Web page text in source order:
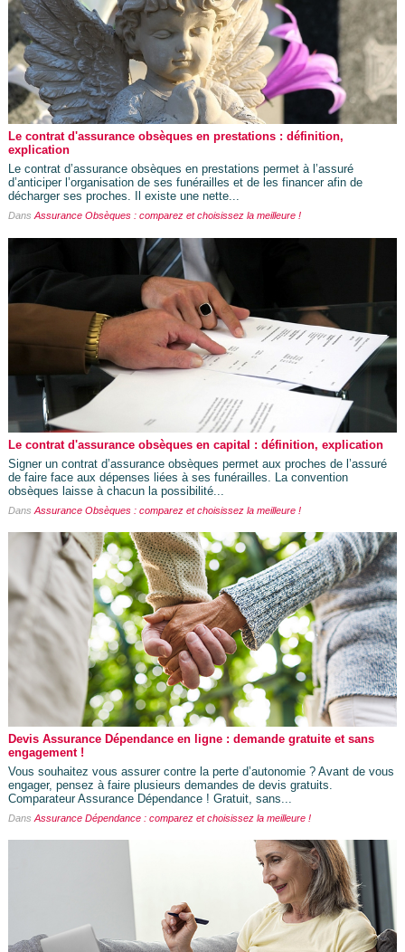
Le contrat d'assurance obsèques en prestations : définition,
explication
Le contrat d’assurance obsèques en prestations permet à l’assuré
d’anticiper l’organisation de ses funérailles et de les financer afin de
décharger ses proches. Il existe une nette...
DansAssurance Obsèques : comparez et choisissez la meilleure !
Le contrat d'assurance obsèques en capital : définition, explication
Signer un contrat d’assurance obsèques permet aux proches de l’assuré
de faire face aux dépenses liées à ses funérailles. La convention
obsèques laisse à chacun la possibilité...
Dans Assurance Obsèques : comparez et choisissez la meilleure !
Devis Assurance Dépendance en ligne : demande gratuite et sans
engagement !
Vous souhaitez vous assurer contre la perte d’autonomie ? Avant de vous
engager, pensez à faire plusieurs demandes de devis gratuits.
Comparateur Assurance Dépendance ! Gratuit, sans...
Dans Assurance Dépendance : comparez et choisissez la meilleure !